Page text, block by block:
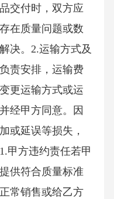
交付时，双方应
在质量问题或数
决。2.运输方式及
责安排，运输费
更运输方式或运
经甲方同意。因
或延误等损失，
甲方违约责任若甲
供符合质量标准
常销售或给乙方